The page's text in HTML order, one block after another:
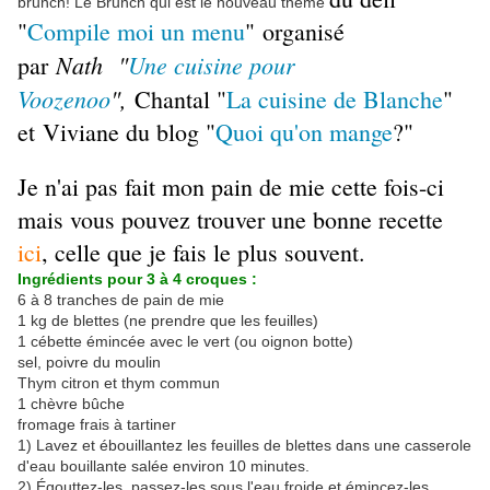
"Compile moi un menu" organisé
par Nath "Une cuisine pour
Voozenoo", Chantal "La cuisine de Blanche"
et Viviane du blog "Quoi qu'on mange?"
Je n'ai pas fait mon pain de mie cette fois-ci
mais vous pouvez trouver une bonne recette
ici, celle que je fais le plus souvent.
Ingrédients pour 3 à 4 croques :
6 à 8 tranches de pain de mie
1 kg de blettes (ne prendre que les feuilles)
1 cébette émincée avec le vert (ou oignon botte)
sel, poivre du moulin
Thym citron et thym commun
1 chèvre bûche
fromage frais à tartiner
1) Lavez et ébouillantez les feuilles de blettes dans une casserole
d'eau bouillante salée environ 10 minutes.